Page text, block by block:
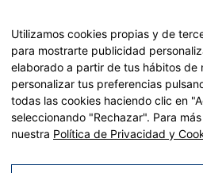
Plan de Recuperación, Transformación
Recuperación y resiliencia,
Utilizamos cookies propias y de
para mostrarte publicidad
elaborado a partir de tus hábitos de
personalizar tus preferencias
todas las cookies haciendo clic en
seleccionando "Rechazar". Para
nuestra Política de Privacidad y